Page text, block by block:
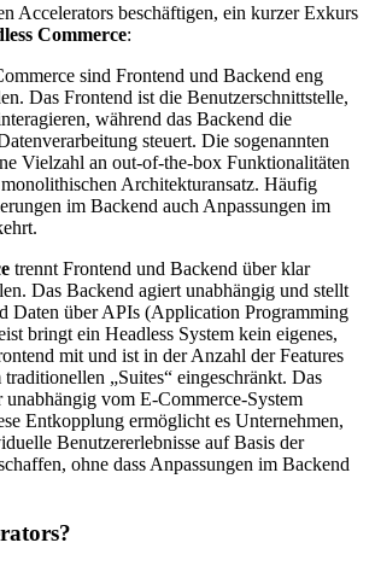
Accelerators beschäftigen, ein kurzer Exkurs
Commerce:
sind Frontend und Backend eng
Das Frontend ist die Benutzerschnittstelle,
während das Backend die
steuert. Die sogenannten
Vielzahl an out-of-the-box Funktionalitäten
Architekturansatz. Häufig
im Backend auch Anpassungen im
trennt Frontend und Backend über klar
Das Backend agiert unabhängig und stellt
Daten über APIs (Application Programming
bringt ein Headless System kein eigenes,
mit und ist in der Anzahl der Features
„Suites“ eingeschränkt. Das
unabhängig vom E-Commerce-System
Entkopplung ermöglicht es Unternehmen,
Benutzererlebnisse auf Basis der
ohne dass Anpassungen im Backend
?